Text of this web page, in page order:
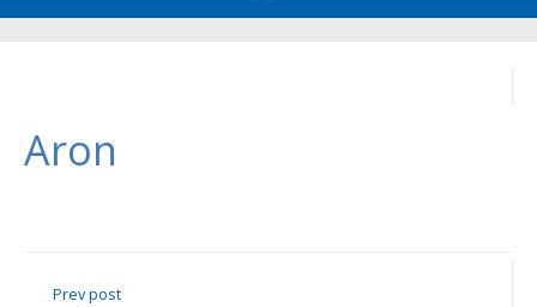
Aron
Prev post